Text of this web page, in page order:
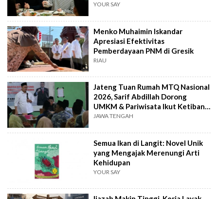
YOUR SAY
Menko Muhaimin Iskandar
Apresiasi Efektivitas
Pemberdayaan PNM di Gresik
RIAU
Jateng Tuan Rumah MTQ Nasional
2026, Sarif Abdillah Dorong
UMKM & Pariwisata Ikut Ketiban
Berkah
JAWA TENGAH
Semua Ikan di Langit: Novel Unik
yang Mengajak Merenungi Arti
Kehidupan
YOUR SAY